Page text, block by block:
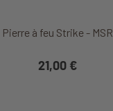
Pierre à feu Strike - MSR
21,00 €